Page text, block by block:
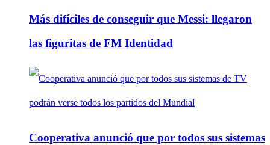
Más difíciles de conseguir que Messi: llegaron
las figuritas de FM Identidad
Cooperativa anunció que por todos sus sistemas